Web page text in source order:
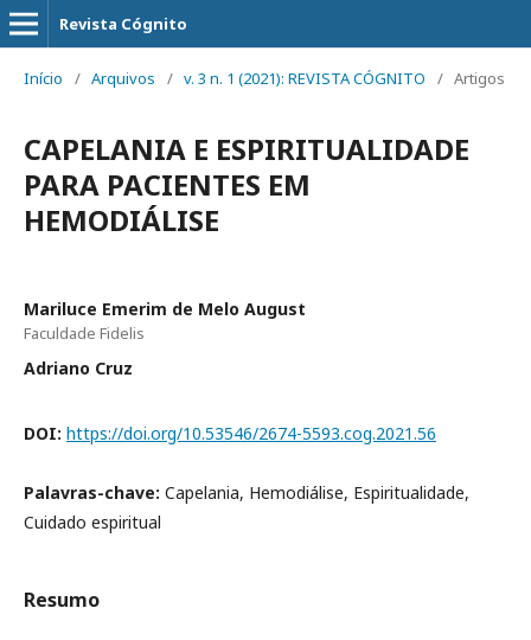
Revista Cógnito
Início / Arquivos / v. 3 n. 1 (2021): REVISTA CÓGNITO / Artigos
CAPELANIA E ESPIRITUALIDADE
PARA PACIENTES EM
HEMODIÁLISE
Mariluce Emerim de Melo August
Faculdade Fidelis
Adriano Cruz
DOI: https://doi.org/10.53546/2674-5593.cog.2021.56
Palavras-chave: Capelania, Hemodiálise, Espiritualidade,
Cuidado espiritual
Resumo